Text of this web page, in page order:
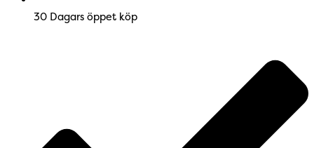
30 Dagars öppet köp